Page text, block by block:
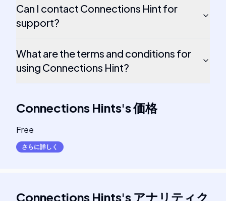
Can I contact Connections Hint for
support?
What are the terms and conditions for
using Connections Hint?
Connections Hints's価格
Free
さらに詳しく
Connections Hints's アナリティク